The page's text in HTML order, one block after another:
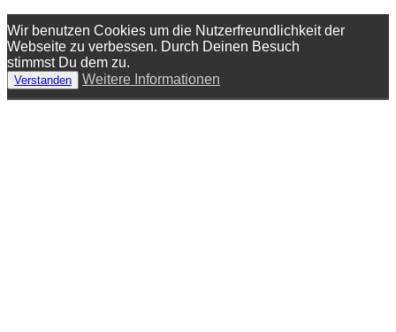
Wir benutzen Cookies um die Nutzerfreundlichkeit der
Webseite zu verbessen. Durch Deinen Besuch
stimmst Du dem zu.
Verstanden Weitere Informationen